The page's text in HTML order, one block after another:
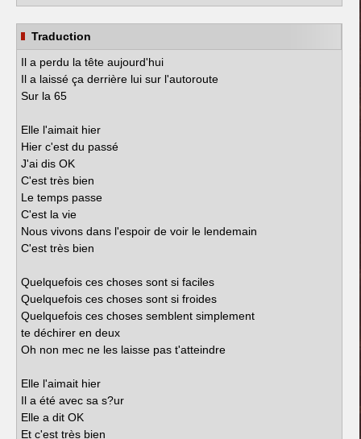
Traduction
Il a perdu la tête aujourd'hui
Il a laissé ça derrière lui sur l'autoroute
Sur la 65
Elle l'aimait hier
Hier c'est du passé
J'ai dis OK
C'est très bien
Le temps passe
C'est la vie
Nous vivons dans l'espoir de voir le lendemain
C'est très bien
Quelquefois ces choses sont si faciles
Quelquefois ces choses sont si froides
Quelquefois ces choses semblent simplement
te déchirer en deux
Oh non mec ne les laisse pas t'atteindre
Elle l'aimait hier
Il a été avec sa s?ur
Elle a dit OK
Et c'est très bien